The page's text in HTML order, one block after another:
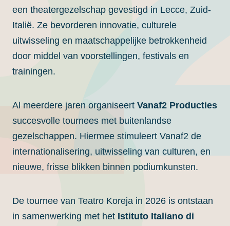
een theatergezelschap gevestigd in Lecce, Zuid-
Italië. Ze bevorderen innovatie, culturele
uitwisseling en maatschappelijke betrokkenheid
door middel van voorstellingen, festivals en
trainingen.
Al meerdere jaren organiseert Vanaf2 Producties
succesvolle tournees met buitenlandse
gezelschappen. Hiermee stimuleert Vanaf2 de
internationalisering, uitwisseling van culturen, en
nieuwe, frisse blikken binnen podiumkunsten.
De tournee van Teatro Koreja in 2026 is ontstaan
in samenwerking met het Istituto Italiano di